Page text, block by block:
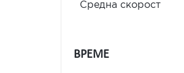
Средна скорост
ВРЕМЕ